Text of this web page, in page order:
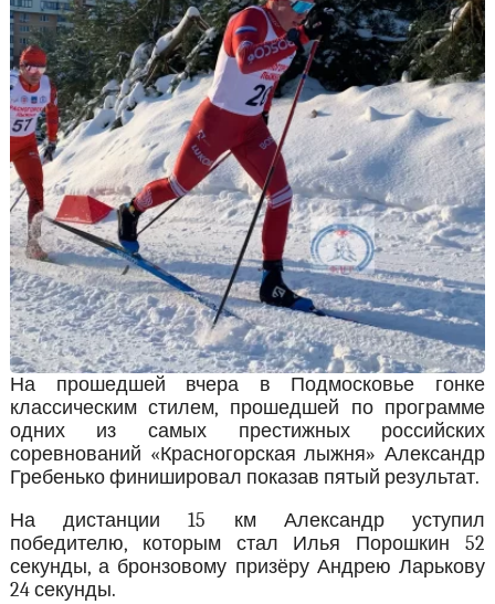
На прошедшей вчера в Подмосковье гонке
классическим стилем, прошедшей по программе
одних из самых престижных российских
соревнований «Красногорская лыжня» Александр
Гребенько финишировал показав пятый результат.
На дистанции 15 км Александр уступил
победителю, которым стал Илья Порошкин 52
секунды, а бронзовому призёру Андрею Ларькову
24 секунды.